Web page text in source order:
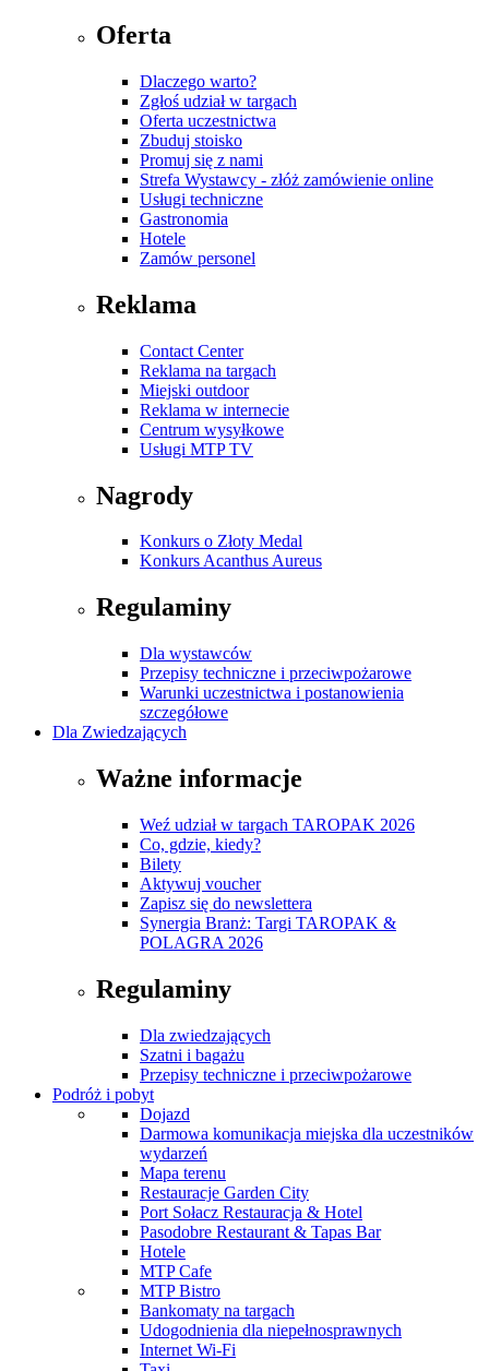
Oferta
Dlaczego warto?
Zgłoś udział w targach
Oferta uczestnictwa
Zbuduj stoisko
Promuj się z nami
Strefa Wystawcy - złóż zamówienie online
Usługi techniczne
Gastronomia
Hotele
Zamów personel
Reklama
Contact Center
Reklama na targach
Miejski outdoor
Reklama w internecie
Centrum wysyłkowe
Usługi MTP TV
Nagrody
Konkurs o Złoty Medal
Konkurs Acanthus Aureus
Regulaminy
Dla wystawców
Przepisy techniczne i przeciwpożarowe
Warunki uczestnictwa i postanowienia
szczegółowe
Dla Zwiedzających
Ważne informacje
Weź udział w targach TAROPAK 2026
Co, gdzie, kiedy?
Bilety
Aktywuj voucher
Zapisz się do newslettera
Synergia Branż: Targi TAROPAK &
POLAGRA 2026
Regulaminy
Dla zwiedzających
Szatni i bagażu
Przepisy techniczne i przeciwpożarowe
Podróż i pobyt
Dojazd
Darmowa komunikacja miejska dla uczestników
wydarzeń
Mapa terenu
Restauracje Garden City
Port Sołacz Restauracja & Hotel
Pasodobre Restaurant & Tapas Bar
Hotele
MTP Cafe
MTP Bistro
Bankomaty na targach
Udogodnienia dla niepełnosprawnych
Internet Wi-Fi